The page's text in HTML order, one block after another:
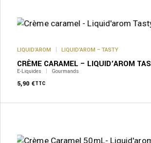
LIQUID’AROM LIQUID’AROM – TASTY
CRÈME CARAMEL – LIQUID’AROM
E-Liquides Gourmands
5,90 €TTC
variations.
peuvent
choisies
page
produit